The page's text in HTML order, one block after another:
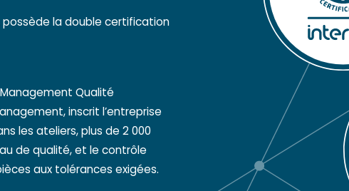
possède la doublecertification
Qualité
inscrit l’entreprise
les ateliers, plus de 2 000
de qualité, et le contrôle
aux tolérances exigées.